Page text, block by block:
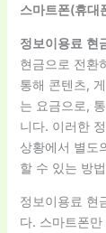
스마트폰(휴대
정보이용료 현
현금으로 전환
통해 콘텐츠,
는 요금으로,
니다. 이러한
상황에서 별도
할 수 있는 방
정보이용료 현
다. 스마트폰